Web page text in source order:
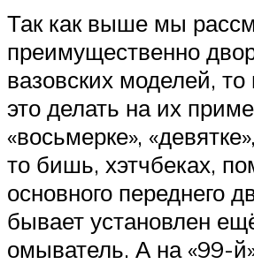
Так как выше мы
преимущественно
вазовских моделей,
это делать на их
«восьмерке»,
то бишь, хэтчбеках,
основного переднего
бывает установлен
омыватель. А на «99-